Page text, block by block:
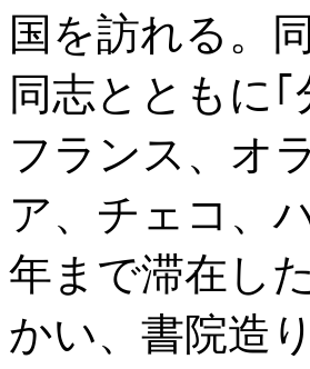
国を訪れる。
同志とともに
フランス、オ
ア、チェコ、
年まで滞在し
かい、書院造